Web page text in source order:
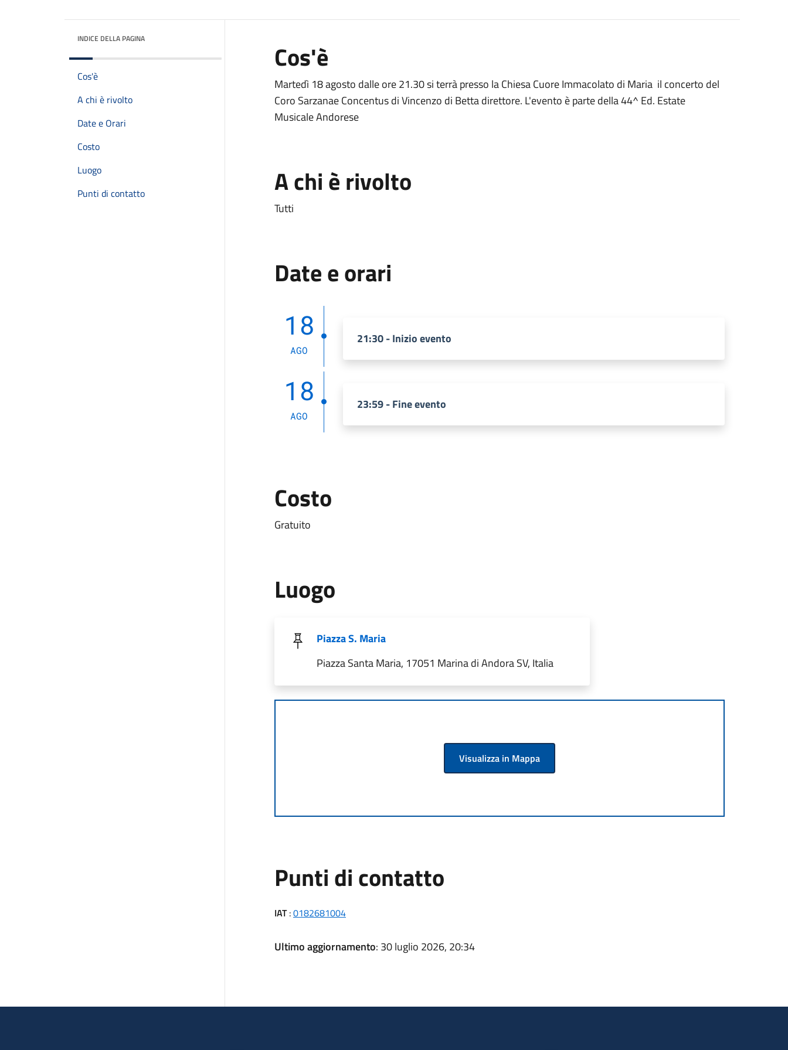
INDICE DELLA PAGINA
Cos'è
A chi è rivolto
Date e Orari
Costo
Luogo
Punti di contatto
Cos'è
Martedì 18 agosto dalle ore 21.30 si terrà presso la Chiesa Cuore Immacolato di Maria il concerto del
Coro Sarzanae Concentus di Vincenzo di Betta direttore. L'evento è parte della 44^ Ed. Estate
Musicale Andorese
A chi è rivolto
Tutti
Date e orari
18
AGO
21:30 - Inizio evento
18
AGO
23:59 - Fine evento
Costo
Gratuito
Luogo
Piazza S. Maria
Piazza Santa Maria, 17051 Marina di Andora SV, Italia
Visualizza in Mappa
Punti di contatto
IAT:0182681004
Ultimo aggiornamento: 30 luglio 2026, 20:34